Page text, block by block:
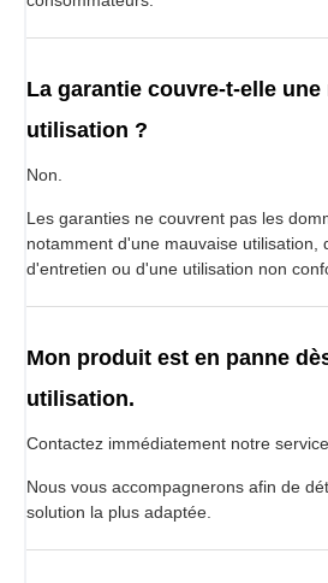
La garantie couvre-t-elle une
utilisation ?
Non.
Les garanties ne couvrent pas les
notamment d'une mauvaise utilisation,
d'entretien ou d'une utilisation non
Mon produit est en panne
utilisation.
Contactez immédiatement notre
Nous vous accompagnerons afin de
solution la plus adaptée.